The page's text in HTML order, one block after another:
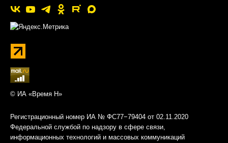
© ИА «Время Н»
Регистрационный номер ИА № ФС77−79404 от 02.11.2020
Федеральной службой по надзору в сфере связи,
информационных технологий и массовых коммуникаций